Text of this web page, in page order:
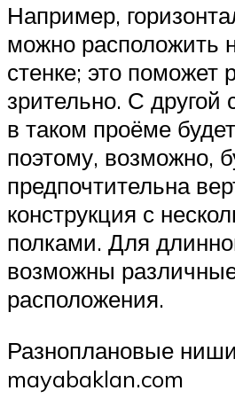
Например,
можно расположить
стенке; это поможет
зрительно. С другой
в таком проёме
поэтому, возможно,
предпочтительна
конструкция с
полками. Для
возможны
расположения.
Разноплановые
mayabaklan.com